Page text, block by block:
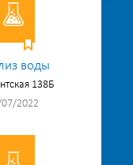
воды
138Б
2022